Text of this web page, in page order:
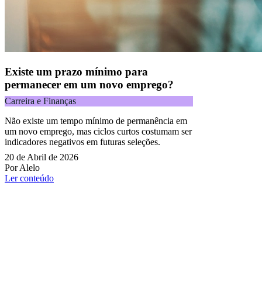
Existe um prazo mínimo para
permanecer em um novo emprego?
Carreira e Finanças
Não existe um tempo mínimo de permanência em
um novo emprego, mas ciclos curtos costumam ser
indicadores negativos em futuras seleções.
20 de Abril de 2026
Por Alelo
Ler conteúdo